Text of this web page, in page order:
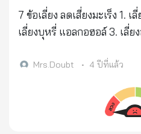
ไฟล์เอกสารตามที่กำหนด หมายเหตุ ๑. ผู้ที่ได้รับทุนตาม
บัญชีท้ายประกาศนี้ ซึ่งได้รั
แล้ว จะได้รับทุนต่อเนื่องไปอีก ๔ ปี ๒. ผู้ที่ได้
เนื่อง ๕ ปี จะต้องส่งเอกสาร
https://
osts/
4pHtZSClbKSe-luIED-
7 ข้อเลี่ยง ลดเสี่ยงมะเร็ง 1. เลี่ยงการอยู่กลางแดดจ้า 2.
เลี่ยงบุหรี่ แอลกอฮอล์ 3. เลี่ยงอาหารรสจัด หมักดอง 4.
สดหรืออาหารแปรรูปที่ใส่ดิน
https://
Mrs.Doubt • 4 ปีที่แล้ว